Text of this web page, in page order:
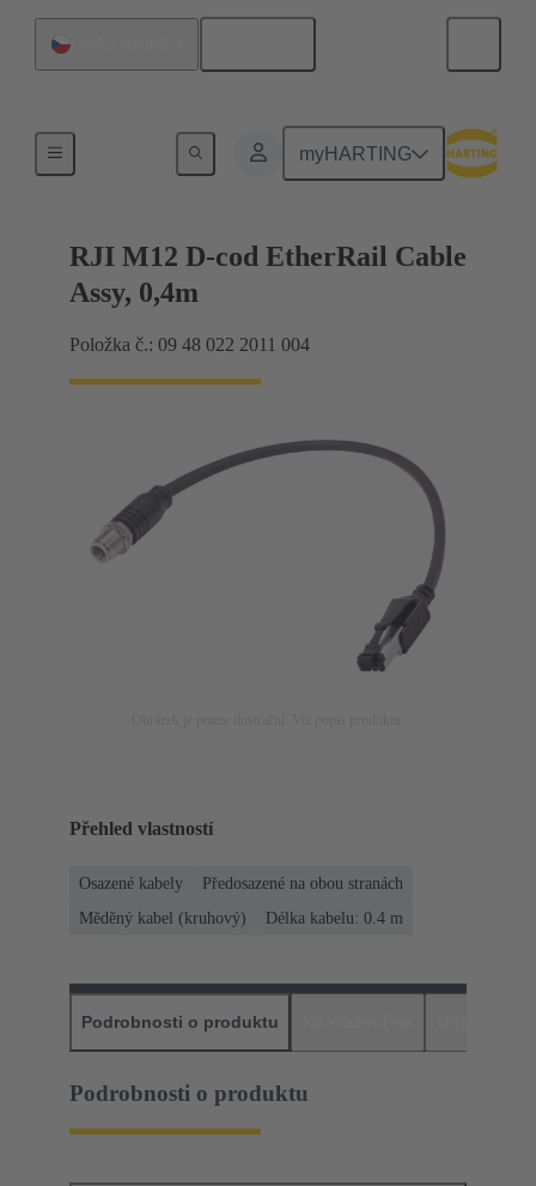
myHARTING
RJI M12 D-cod EtherRail Cable
Assy, 0,4m
Položka č.: 09 48 022 2011 004
Přehled vlastností
Osazené kabely
Předosazené na obou stranách
Měděný kabel (kruhový)
Délka kabelu: 0.4 m
Podrobnosti o produktu
Podrobnosti o produktu